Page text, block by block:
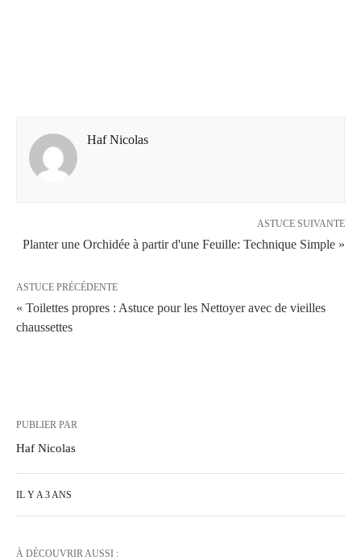
Haf Nicolas
ASTUCE SUIVANTE
Planter une Orchidée à partir d'une Feuille: Technique Simple »
ASTUCE PRÉCÉDENTE
« Toilettes propres : Astuce pour les Nettoyer avec de vieilles
chaussettes
PUBLIER PAR
Haf Nicolas
IL Y A 3 ANS
À DÉCOUVRIR AUSSI :